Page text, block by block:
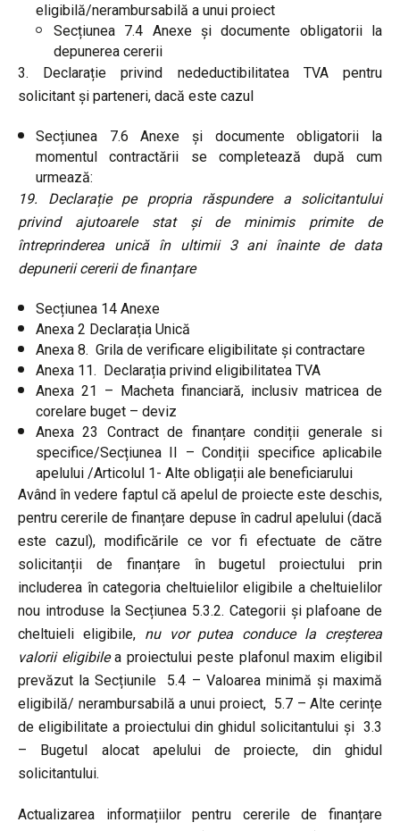
eligibilă/nerambursabilă a unui proiect
Secțiunea 7.4 Anexe și documente obligatorii la
depunerea cererii
3. Declarație privind nedeductibilitatea TVA pentru
solicitant și parteneri, dacă este cazul
Secțiunea 7.6 Anexe și documente obligatorii la
momentul contractării se completează după cum
urmează:
19. Declarație pe propria răspundere a solicitantului
privind ajutoarele stat și de minimis primite de
întreprinderea unică în ultimii 3 ani înainte de data
depunerii cererii de finanțare
Secțiunea 14 Anexe
Anexa 2 Declarația Unică
Anexa 8. Grila de verificare eligibilitate și contractare
Anexa 11. Declarația privind eligibilitatea TVA
Anexa 21 – Macheta financiară, inclusiv matricea de
corelare buget – deviz
Anexa 23 Contract de finanțare condiții generale si
specifice/Secțiunea II – Condiții specifice aplicabile
apelului /Articolul 1- Alte obligații ale beneficiarului
Având în vedere faptul că apelul de proiecte este deschis,
pentru cererile de finanțare depuse în cadrul apelului (dacă
este cazul), modificările ce vor fi efectuate de către
solicitanții de finanțare în bugetul proiectului prin
includerea în categoria cheltuielilor eligibile a cheltuielilor
nou introduse la Secțiunea 5.3.2. Categorii și plafoane de
cheltuieli eligibile, nu vor putea conduce la creșterea
valorii eligibilea proiectului peste plafonul maxim eligibil
prevăzut la Secțiunile 5.4 – Valoarea minimă și maximă
eligibilă/ nerambursabilă a unui proiect, 5.7 – Alte cerințe
de eligibilitate a proiectului din ghidul solicitantului și 3.3
– Bugetul alocat apelului de proiecte, din ghidul
solicitantului.
Actualizarea informațiilor pentru cererile de finanțare